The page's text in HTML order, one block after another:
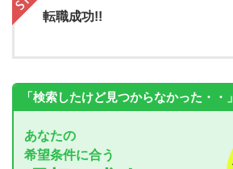
転職成功!!
「検索したけど見つからなかった・・」
あなたの
希望条件に合う